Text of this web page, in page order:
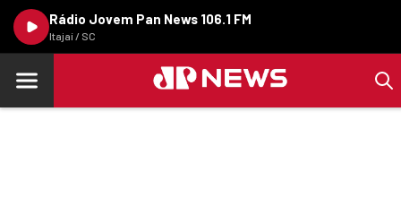
Rádio Jovem Pan News 106.1 FM
Itajaí / SC